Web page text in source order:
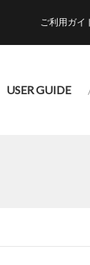
ご利用ガイ
USER GUIDE